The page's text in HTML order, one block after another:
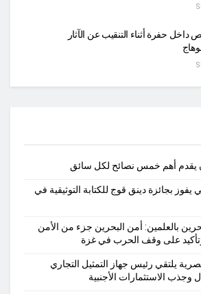
حفرة أثناء التنقيب عن الآثار
يقدم أهم خمس نصائح لكل سائق
بجائزة دينق قوج للكتابة التوثيقية في
بالعلمين: أمن البحرين جزء من الأمن
على وقف الحرب في غزة
يلتقي رئيس جهاز التمثيل التجاري
وجذب الاستثمارات الأجنبية